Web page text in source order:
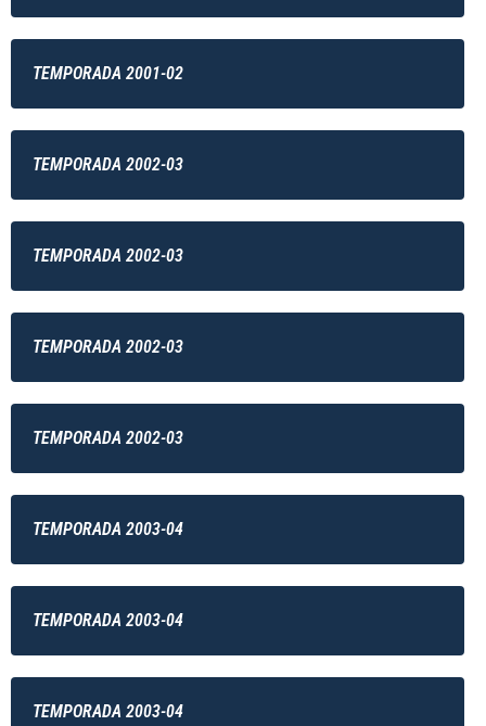
TEMPORADA 2001-02
TEMPORADA 2002-03
TEMPORADA 2002-03
TEMPORADA 2002-03
TEMPORADA 2002-03
TEMPORADA 2003-04
TEMPORADA 2003-04
TEMPORADA 2003-04